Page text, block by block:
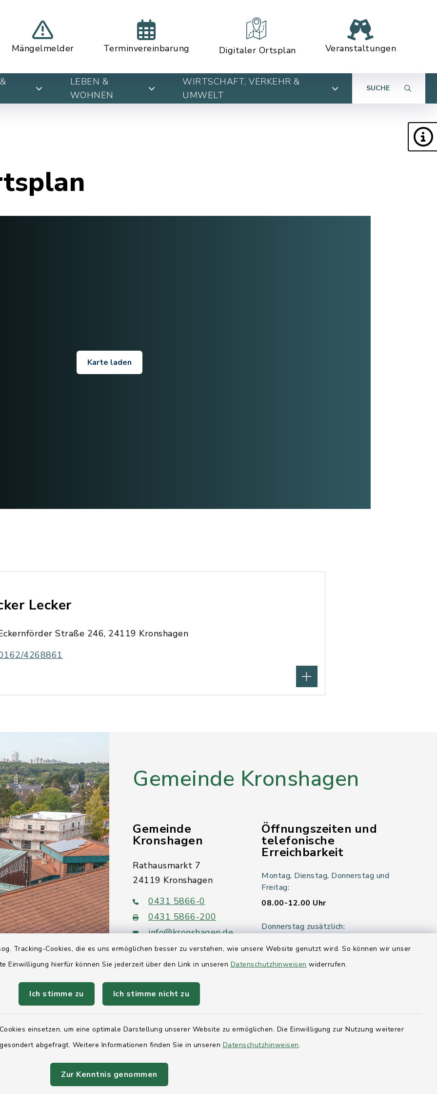
Tracking-Cookies, die es uns ermöglichen besser zu verstehen, wie unsere Website genutzt wird. So können wir unser
Einwilligung hierfür können Sie jederzeit über den Link in unseren Datenschutzhinweisen widerrufen.
Ich stimme zu Ich stimme nicht zu
einsetzen, um eine optimale Darstellung unserer Website zu ermöglichen. Die Einwilligung zur Nutzung weiterer
abgefragt. Weitere Informationen finden Sie in unseren Datenschutzhinweisen.
Zur Kenntnis genommen
Mängelmelder Terminvereinbarung Digitaler Ortsplan Veranstaltungen
LEBEN &
WOHNEN
WIRTSCHAFT, VERKEHR &
UMWELT
SUCHE
Karte laden
Lecker
Straße 246, 24119 Kronshagen
4268861
Gemeinde Kronshagen
Gemeinde
Kronshagen
Rathausmarkt 7
24119 Kronshagen
0431 5866-0
0431 5866-200
info@kronshagen.de
Öffnungszeiten und
telefonische
Erreichbarkeit
Montag, Dienstag, Donnerstag und
Freitag:
08.00-12.00 Uhr
Donnerstag zusätzlich:
Mittwoch:
Quicklinks
Ihre Behördennummer 115
Landesregierung Schleswig-
Kreis Rendsburg-Eckernförde